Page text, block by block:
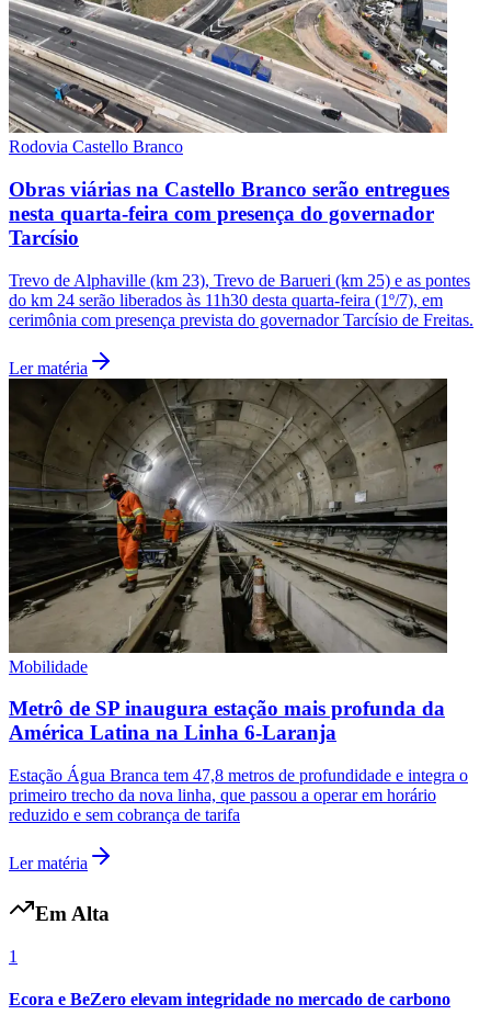
Fluminense
Rodovia Castello Branco
Obras viárias na Castello Branco serão entregues
nesta quarta-feira com presença do governador
Tarcísio
Trevo de Alphaville (km 23), Trevo de Barueri (km 25) e as pontes
do km 24 serão liberados às 11h30 desta quarta-feira (1º/7), em
cerimônia com presença prevista do governador Tarcísio de Freitas.
Ler matéria
Mobilidade
Metrô de SP inaugura estação mais profunda da
América Latina na Linha 6-Laranja
Estação Água Branca tem 47,8 metros de profundidade e integra o
primeiro trecho da nova linha, que passou a operar em horário
reduzido e sem cobrança de tarifa
Ler matéria
Em Alta
1
Ecora e BeZero elevam integridade no mercado de carbono